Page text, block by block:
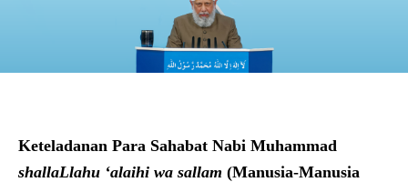
Keteladanan Para Sahabat Nabi Muhammad
shallaLlahu ‘alaihi wa sallam (Manusia-Manusia